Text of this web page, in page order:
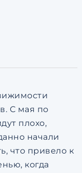
С мая по
плохо,
начали
что привело к
когда